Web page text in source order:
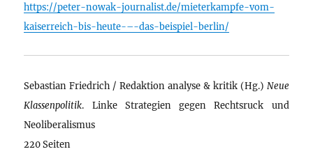
https://peter-nowak-journalist.de/mieterkampfe-vom-
kaiserreich-bis-heute-–-das-beispiel-berlin/
Sebastian Friedrich / Redaktion analyse & kritik (Hg.) Neue
Klassenpolitik. Linke Strategien gegen Rechtsruck und
Neoliberalismus
220 Seiten